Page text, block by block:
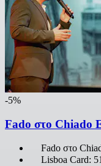
-5%
Fado στο Chiado
Fado στο
Lisboa Card: